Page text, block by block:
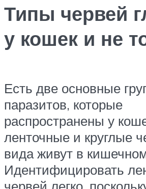
Типы червей
у кошек и не
Есть две основные
паразитов, которые
распространены у
ленточные и круглые
вида живут в
Идентифицировать